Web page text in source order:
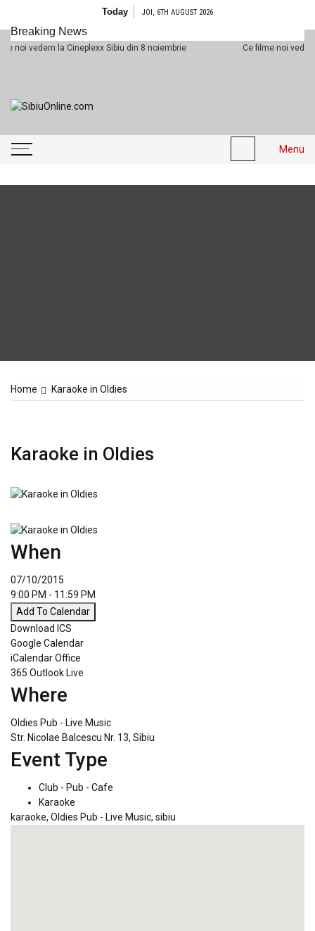
Today JOI, 6TH AUGUST 2026
Breaking News
la Cineplexx Sibiu din 8 noiembrie Ce filme noi vedem la
Sibiu!!!
Menu
Home Karaoke in Oldies
Karaoke in Oldies
When
07/10/2015
9:00 PM - 11:59 PM
Add To Calendar
Download ICS
Google Calendar
iCalendarOffice
365 Outlook Live
Where
Oldies Pub - Live Music
Str. Nicolae Balcescu Nr. 13, Sibiu
Event Type
Club - Pub - Cafe
Karaoke
karaoke, Oldies Pub - Live Music, sibiu